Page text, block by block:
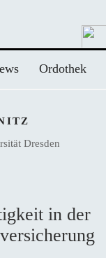
Ordothek
Dresden
in der